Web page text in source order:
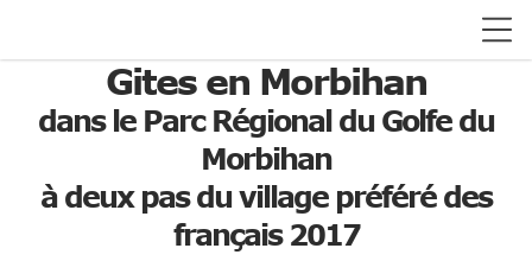
Gites en Morbihan
dans le Parc Régional du Golfe du
Morbihan
à deux pas du village préféré des
français 2017